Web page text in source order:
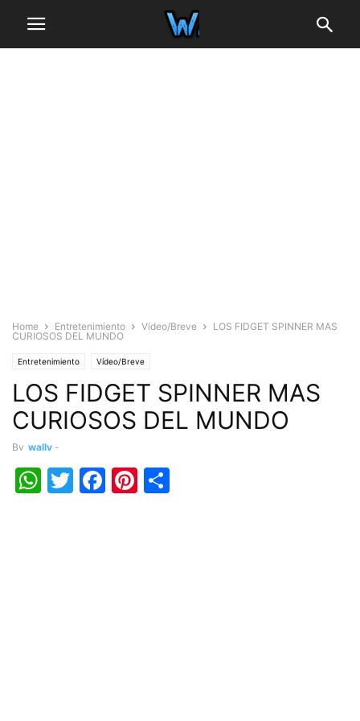
Home Entretenimiento Vídeo/Breve
LOS FIDGET SPINNER MAS
CURIOSOS DEL MUNDO
Entretenimiento Vídeo/Breve
LOS FIDGET SPINNER MAS
CURIOSOS DEL MUNDO
By wally -
WhatsApp
Twitter
Facebook
Pinterest